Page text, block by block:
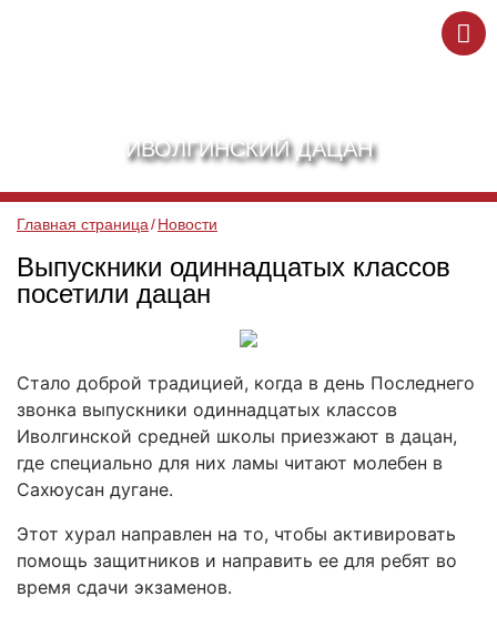
ИВОЛГИНСКИЙ ДАЦАН
Главная страница Новости
Выпускники одиннадцатых классов
посетили дацан
Стало доброй традицией, когда в день Последнего
звонка выпускники одиннадцатых классов
Иволгинской средней школы приезжают в дацан,
где специально для них ламы читают молебен в
Сахюусан дугане.
Этот хурал направлен на то, чтобы активировать
помощь защитников и направить ее для ребят во
время сдачи экзаменов.